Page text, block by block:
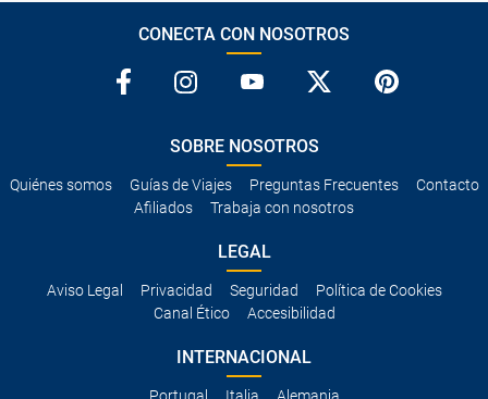
CONECTA CON NOSOTROS
SOBRE NOSOTROS
Quiénes somos Guías de Viajes Preguntas Frecuentes
Contacto
Afiliados
Trabaja con nosotros
LEGAL
Aviso Legal Privacidad Seguridad
Política de Cookies
Canal Ético
Accesibilidad
INTERNACIONAL